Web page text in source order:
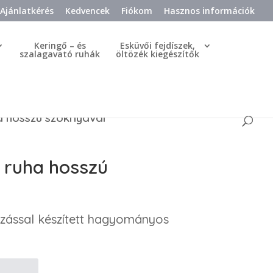
Ajánlatkérés Kedvencek Fiókom Hasznos információk
Keringő – és
szalagavató ruhák
Esküvői fejdíszek,
öltözék kiegészítők
szoknyával
hosszú
készített hagyományos